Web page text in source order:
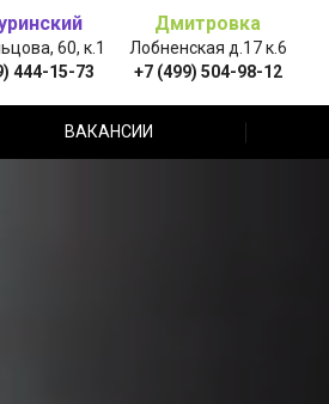
60, к.1
444-15-73
Дмитровка
Лобненская д.17 к.6
+7 (499) 504-98-12
ВАКАНСИИ